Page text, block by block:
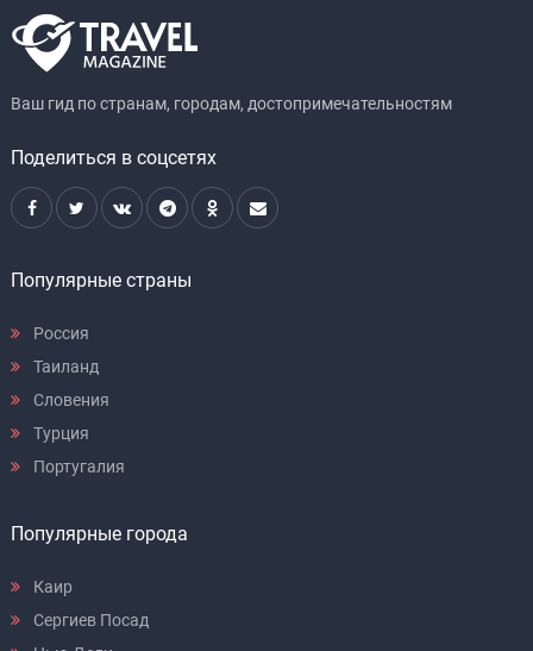
Ваш гид по странам, городам, достопримечательностям
Поделиться в соцсетях
Популярные страны
Россия
Таиланд
Словения
Турция
Португалия
Популярные города
Каир
Сергиев Посад